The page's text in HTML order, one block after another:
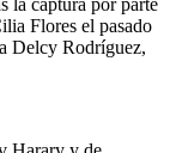
la captura por parte
Flores el pasado
Delcy Rodríguez,